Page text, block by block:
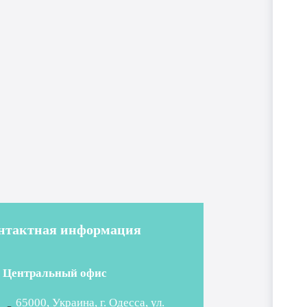
информация
Центральный офис
65000, Украина, г. Одесса, ул.